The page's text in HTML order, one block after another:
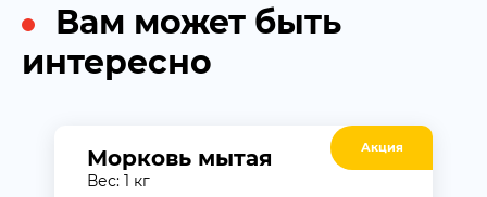
Вам может быть
интересно
Акция
Морковь мытая
Вес: 1 кг